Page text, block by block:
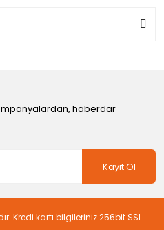
haberdar
Kayıt Ol
Kredi kartı bilgileriniz 256bit SSL